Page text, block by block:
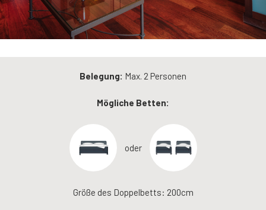
Belegung: Max. 2 Personen
Mögliche Betten:
oder
Größe des Doppelbetts: 200cm